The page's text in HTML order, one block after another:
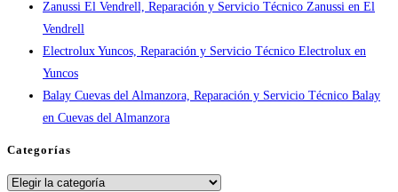
Zanussi El Vendrell, Reparación y Servicio Técnico Zanussi en El
Vendrell
Electrolux Yuncos, Reparación y Servicio Técnico Electrolux en
Yuncos
Balay Cuevas del Almanzora, Reparación y Servicio Técnico Balay
en Cuevas del Almanzora
Categorías
Categorías